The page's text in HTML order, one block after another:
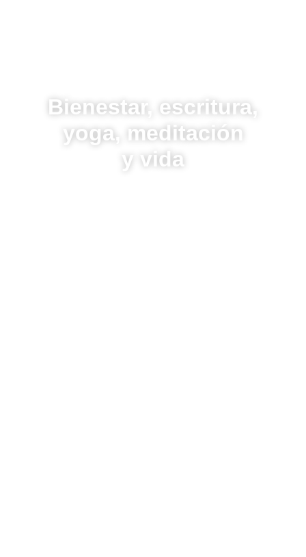
Bienestar, escritura,
yoga, meditación
y vida